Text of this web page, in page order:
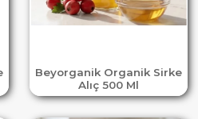
Beyorganik Organik Sirke
Alıç 500 Ml